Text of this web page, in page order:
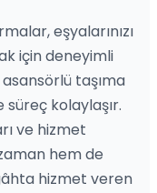
eşyalarınızı
için deneyimli
asansörlü taşıma
kolaylaşır.
ve hizmet
hem de
hizmet veren